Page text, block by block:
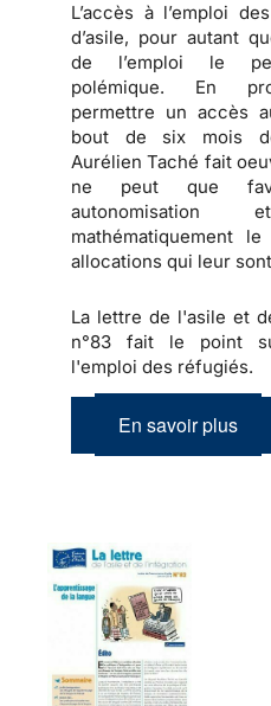
L’accès à l’emploi
d’asile, pour autant
de l’emploi le
polémique. En
permettre un accès
bout de six mois
Aurélien Taché fait
ne peut que
autonomisation
mathématiquement
allocations qui leur
La lettre de l'asile et
n°83 fait le point
l'emploi des réfugiés.
En savoir plus